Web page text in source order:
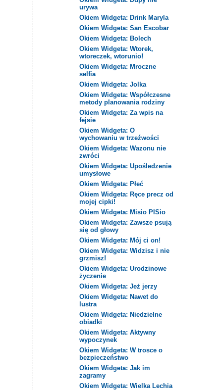
urywa
Okiem Widgeta: Drink Maryla
Okiem Widgeta: San Escobar
Okiem Widgeta: Bolech
Okiem Widgeta: Wtorek,
wtoreczek, wtorunio!
Okiem Widgeta: Mroczne
selfia
Okiem Widgeta: Jolka
Okiem Widgeta: Współczesne
metody planowania rodziny
Okiem Widgeta: Za wpis na
fejsie
Okiem Widgeta: O
wychowaniu w trzeźwości
Okiem Widgeta: Wazonu nie
zwróci
Okiem Widgeta: Upośledzenie
umysłowe
Okiem Widgeta: Płeć
Okiem Widgeta: Ręce precz od
mojej cipki!
Okiem Widgeta: Misio PISio
Okiem Widgeta: Zawsze psują
się od głowy
Okiem Widgeta: Mój ci on!
Okiem Widgeta: Widzisz i nie
grzmisz!
Okiem Widgeta: Urodzinowe
życzenie
Okiem Widgeta: Jeż jerzy
Okiem Widgeta: Nawet do
lustra
Okiem Widgeta: Niedzielne
obiadki
Okiem Widgeta: Aktywny
wypoczynek
Okiem Widgeta: W trosce o
bezpieczeństwo
Okiem Widgeta: Jak im
zagramy
Okiem Widgeta: Wielka Lechia